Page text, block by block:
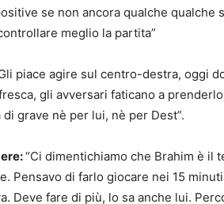
se non ancora qualche
meglio la partita”
piace agire sul centro-destra, oggi
gli avversari faticano a
grave nè per lui, nè per Dest”.
“Ci dimentichiamo che Brahim è il
Pensavo di farlo giocare nei 15
Deve fare di più, lo sa anche lui.